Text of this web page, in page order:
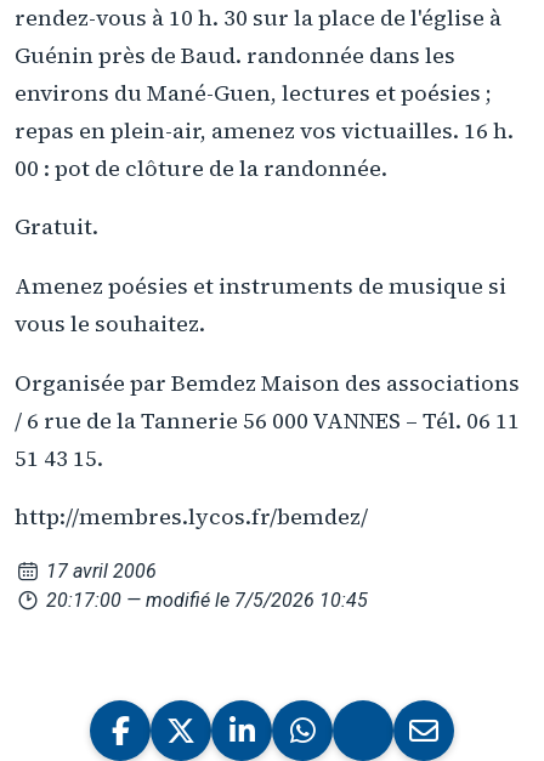
rendez-vous à 10 h. 30 sur la place de l'église à
Guénin près de Baud. randonnée dans les
environs du Mané-Guen, lectures et poésies ;
repas en plein-air, amenez vos victuailles. 16 h.
00 : pot de clôture de la randonnée.
Gratuit.
Amenez poésies et instruments de musique si
vous le souhaitez.
Organisée par Bemdez Maison des associations
/ 6 rue de la Tannerie 56 000 VANNES – Tél. 06 11
51 43 15.
http://membres.lycos.fr/bemdez/
17 avril 2006
20:17:00 — modifié le 7/5/2026 10:45